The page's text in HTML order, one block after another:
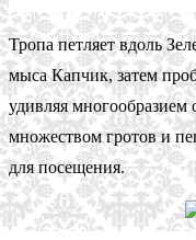
Тропа петляет вдоль
мыса Капчик, затем
удивляя
множеством гротов и
для посещения.